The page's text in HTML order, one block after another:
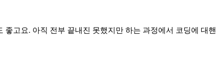
고요. 아직 전부 끝내진 못했지만 하는 과정에서 코딩에 대핸